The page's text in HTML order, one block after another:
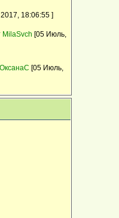
18:06:55 ]
MilaSvch [05 Июль,
ОксанаC [05 Июль,